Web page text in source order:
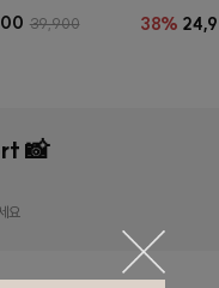
39,900 38%
📸
요